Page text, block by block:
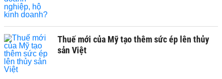
Thuế mới của Mỹ tạo thêm sức ép lên thủy
sản Việt